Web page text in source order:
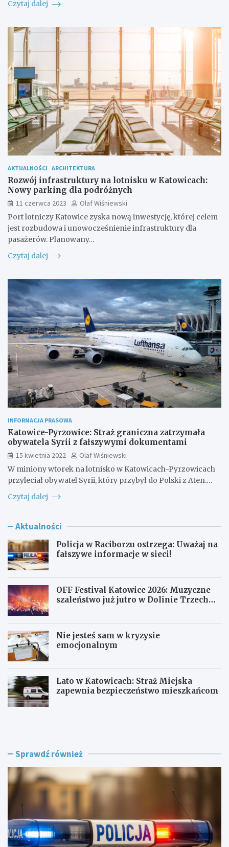
Czytaj dalej
AKTUALNOŚCI ARCHITEKTURA
Rozwój infrastruktury na lotnisku w Katowicach:
Nowy parking dla podróżnych
11 czerwca 2023
Olaf Wiśniewski
Port lotniczy Katowice zyska nową inwestycję, której celem
jest rozbudowa i unowocześnienie infrastruktury dla
pasażerów. Planowany…
Czytaj dalej
INFORMACJA PRASOWA
Katowice-Pyrzowice: Straż graniczna zatrzymała
obywatela Syrii z fałszywymi dokumentami
15 kwietnia 2022
Olaf Wiśniewski
W miniony wtorek na lotnisko w Katowicach-Pyrzowicach
przyleciał obywatel Syrii, który przybył do Polski z Aten.…
Czytaj dalej
Aktualności
Policja w Raciborzu ostrzega: Uważaj na
fałszywe informacje w sieci!
OFF Festival Katowice 2026: Muzyczne
szaleństwo już jutro w Dolinie Trzech
Nie jesteś sam w kryzysie
emocjonalnym
Lato w Katowicach: Straż Miejska
zapewnia bezpieczeństwo mieszkańcom
P
j
w
R
a
c
b
o
r
O
s
i
v
a
l
a
t
o
Sprawdź również